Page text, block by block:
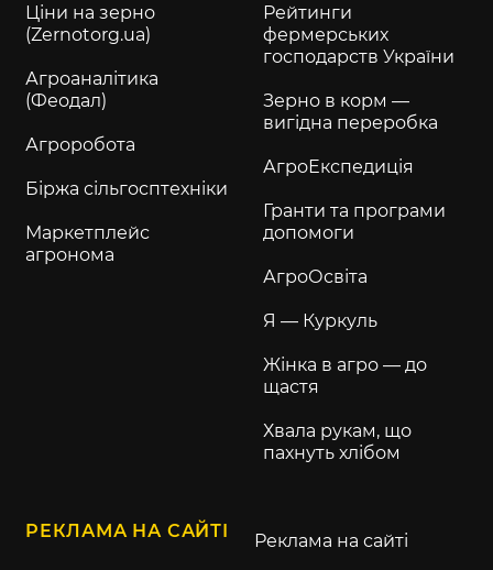
Ціни на зерно
(Zernotorg.ua)
Агроаналітика
(Феодал)
Агроробота
Біржа сільгосптехніки
Маркетплейс
агронома
Рейтинги
фермерських
господарств України
Зерно в корм —
вигідна переробка
АгроЕкспедиція
Гранти та програми
допомоги
АгроОсвіта
Я — Куркуль
Жінка в агро — до
щастя
Хвала рукам, що
пахнуть хлібом
РЕКЛАМА НА САЙТІ Реклама на сайті